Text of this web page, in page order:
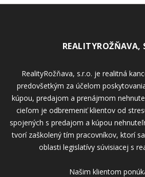
REALITYROŽŇAVA,
RealityRožňava, s.r.o. je realitná
predovšetkým za účelom
kúpou, predajom a prenájmom
cieľom je odbremeniť klientov od
spojených s predajom a kúpou
tvorí zaškolený tím pracovníkov, ktorí
oblasti legislatívy súvisiacej s
Našim klientom